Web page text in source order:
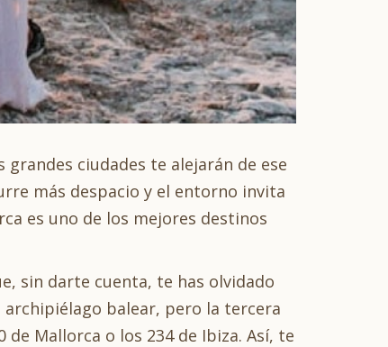
grandes ciudades te alejarán de ese
más despacio y el entorno invita
es uno de los mejores destinos
sin darte cuenta, te has olvidado
balear, pero la tercera
Mallorca o los 234 de Ibiza. Así, te